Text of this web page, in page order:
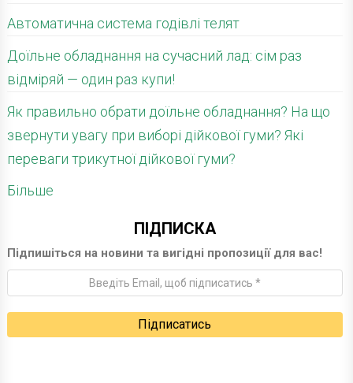
Автоматична система годівлі телят
Доїльне обладнання на сучасний лад: сім раз
відміряй — один раз купи!
Як правильно обрати доїльне обладнання? На що
звернути увагу при виборі дійкової гуми? Які
переваги трикутної дійкової гуми?
Більше
ПІДПИСКА
Підпишіться на новини та вигідні пропозиції для вас!